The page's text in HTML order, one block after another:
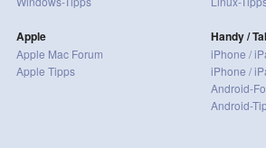
Apple
Apple Mac Forum
Apple Tipps
Handy /
iPhone /
iPhone /
Android-
Android-